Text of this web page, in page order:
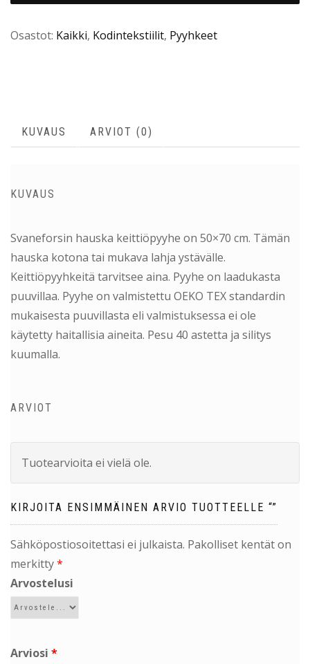
Osastot: Kaikki, Kodintekstiilit, Pyyhkeet
KUVAUS ARVIOT (0)
KUVAUS
Svaneforsin hauska keittiöpyyhe on 50×70 cm. Tämän
hauska kotona tai mukava lahja ystävälle.
Keittiöpyyhkeitä tarvitsee aina. Pyyhe on laadukasta
puuvillaa. Pyyhe on valmistettu OEKO TEX standardin
mukaisesta puuvillasta eli valmistuksessa ei ole
käytetty haitallisia aineita. Pesu 40 astetta ja silitys
kuumalla.
ARVIOT
Tuotearvioita ei vielä ole.
KIRJOITA ENSIMMÄINEN ARVIO TUOTTEELLE “”
Sähköpostiosoitettasi ei julkaista. Pakolliset kentät on
merkitty*
Arvostelusi
Arviosi *